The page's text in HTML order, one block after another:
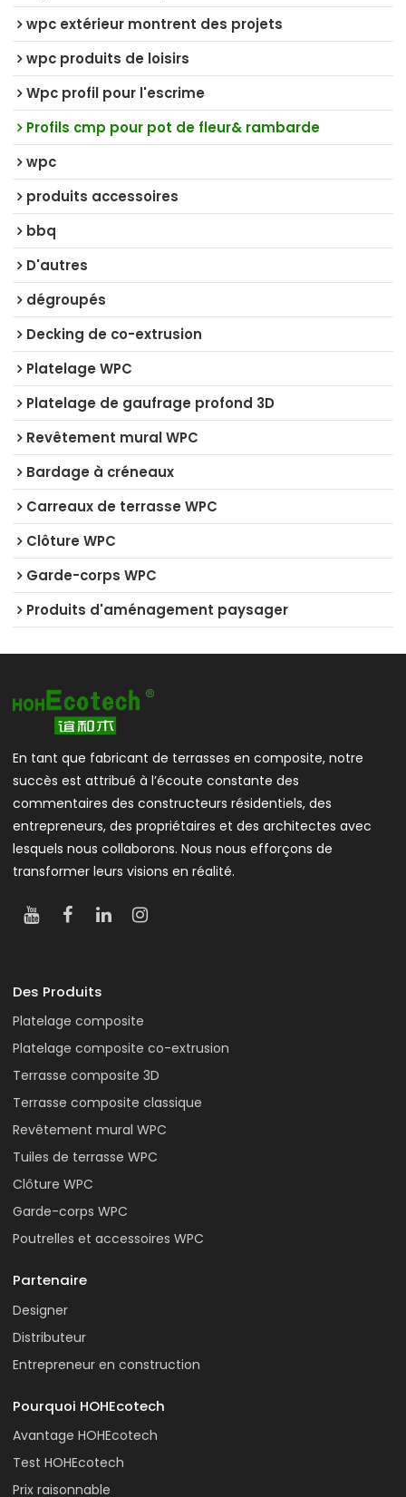
wpc extérieur montrent des projets
wpc produits de loisirs
Wpc profil pour l'escrime
Profils cmp pour pot de fleur& rambarde
wpc
produits accessoires
bbq
D'autres
dégroupés
Decking de co-extrusion
Platelage WPC
Platelage de gaufrage profond 3D
Revêtement mural WPC
Bardage à créneaux
Carreaux de terrasse WPC
Clôture WPC
Garde-corps WPC
Produits d'aménagement paysager
En tant que fabricant de terrasses en composite, notre
succès est attribué à l’écoute constante des
commentaires des constructeurs résidentiels, des
entrepreneurs, des propriétaires et des architectes avec
lesquels nous collaborons. Nous nous efforçons de
transformer leurs visions en réalité.
Des Produits
Platelage composite
Platelage composite co-extrusion
Terrasse composite 3D
Terrasse composite classique
Revêtement mural WPC
Tuiles de terrasse WPC
Clôture WPC
Garde-corps WPC
Poutrelles et accessoires WPC
Partenaire
Designer
Distributeur
Entrepreneur en construction
Pourquoi HOHEcotech
Avantage HOHEcotech
Test HOHEcotech
Prix raisonnable